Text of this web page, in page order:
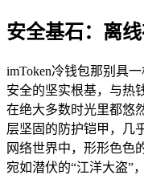
安全基石：离
imToken冷钱包那别具
安全的坚实根基，与热
在绝大多数时光里都悠
层坚固的防护铠甲，几
网络世界中，形形色色
宛如潜伏的“江洋大盗”